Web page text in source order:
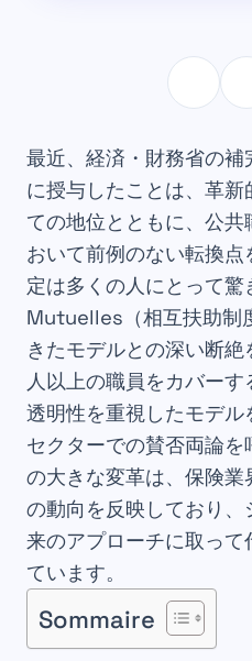
最近、経済・財務省の
に授与したことは、革新
ての地位とともに、公
おいて前例のない転換点
定は多くの人にとって
Mutuelles（相互扶助制
きたモデルとの深い断絶
人以上の職員をカバー
透明性を重視したモデ
セクターでの賛否両論
の大きな変革は、保険
の動向を反映しており
来のアプローチに取っ
ています。
Sommaire